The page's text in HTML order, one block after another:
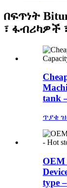
በፍጥነት
፣ ፋብሪካዎች
tank
ጥያቄ
OEM
type